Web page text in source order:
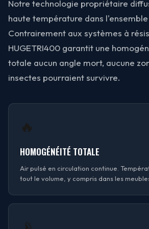
Notre technologie propriétaire
haute température dans
Contrairement aux systèmes à
HUGETRI400 garantit une
totale aucun angle mort, aucune
insectes pourraient survivre.
🔥
HOMOGÉNÉITÉ TOTALE
Air pulsé en circulation continue.
tout le volume, y compris dans les